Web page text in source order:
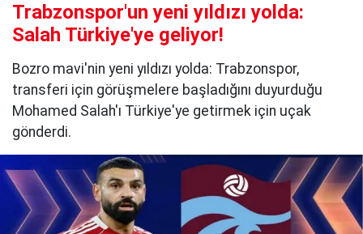
Trabzonspor'un yeni yıldızı yolda:
Salah Türkiye'ye geliyor!
Bozro mavi'nin yeni yıldızı yolda: Trabzonspor,
transferi için görüşmelere başladığını duyurduğu
Mohamed Salah'ı Türkiye'ye getirmek için uçak
gönderdi.